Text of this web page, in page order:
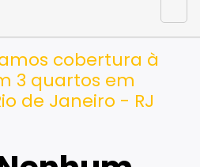
cobertura à
3 quartos em
de Janeiro - RJ